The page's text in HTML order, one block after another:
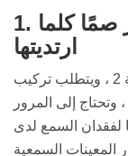
1. ستصبح المعينات السمعية أكثر صمًا كلما
ارتديتها
المعينات السمعية هي أجهزة طبية من الفئة 2 ، ويتطلب تركيب
إلى المرور
لفقدان السمع لدى
المعينات السمعية